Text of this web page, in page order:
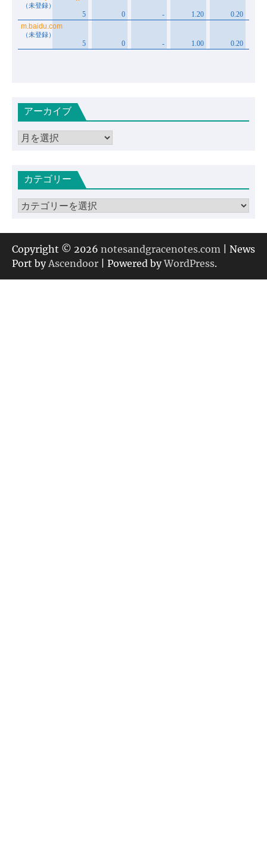
アーカイブ
ア
イカテゴリー
カ
ゴ
リ
ー
Copyright © 2026 notesandgracenotes.com | News
Port by Ascendoor | Powered byWordPress.